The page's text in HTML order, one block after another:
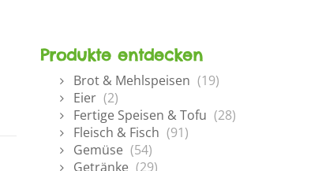
Produkte entdecken
Brot & Mehlspeisen (19)
Eier (2)
Fertige Speisen & Tofu (28)
Fleisch & Fisch (91)
Gemüse (54)
Getränke (29)